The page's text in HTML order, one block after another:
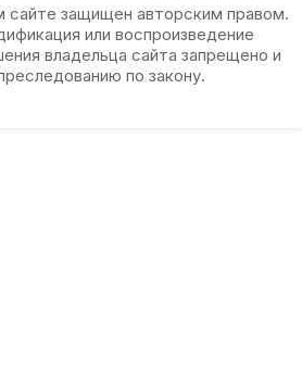
сайте защищен авторским правом.
или воспроизведение
владельца сайта запрещено и
по закону.